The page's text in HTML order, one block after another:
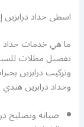
اسطى حداد درابزين
ما هي خدمات حداد
تفصيل مظلات
وتركيب درابزين
وحداد درابزين
صيانة وتصليح